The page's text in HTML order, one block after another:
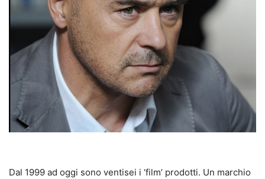
Dal 1999 ad oggi sono ventisei i ‘film’ prodotti. Un marchio